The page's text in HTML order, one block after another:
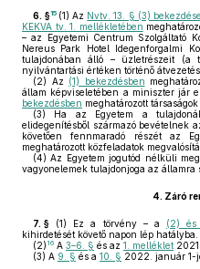
6. §15 (1) Az Nvtv. 13. § (3) bekezdése
KEKVA tv. 1. mellékletében
– az Egyetemi Centrum Szolgáltató
Nereus Park Hotel Idegenforgalmi
tulajdonában álló – üzletrészeit (a
nyilvántartási értéken történő
(2) Az (1) bekezdésben
állam képviseletében a miniszter jár
bekezdésben meghatározott
(3) Ha az Egyetem a
elidegenítésből származó bevételnek
követően fennmaradó részét az
meghatározott közfeladatok
(4) Az Egyetem jogutód nélküli
vagyonelemek tulajdonjoga az államra
4. Záró
7. § (1) Ez a törvény – a (2) és
kihirdetését követő napon lép hatályba.
(2) 16 A 3–6. § és az 1. melléklet
(3) A 9. § és a 10. § 2022. január 1-